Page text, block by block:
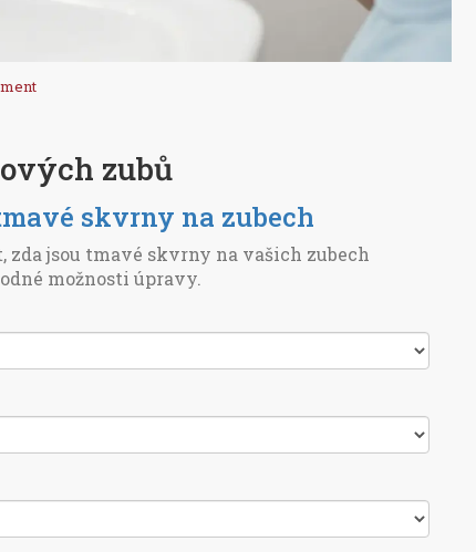
zubů
skvrny na zubech
jsou tmavé skvrny na vašich zubech
možnosti úpravy.